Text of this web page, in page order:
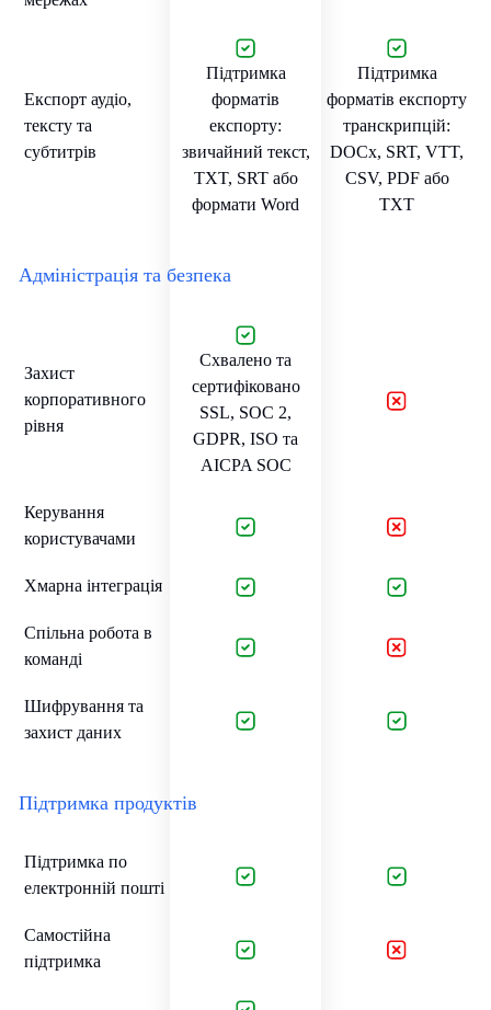
Експорт аудіо,
тексту та
субтитрів
Підтримка
форматів
експорту:
звичайний текст,
TXT, SRT або
формати Word
Підтримка
форматів експорту
транскрипцій:
DOCx, SRT, VTT,
CSV, PDF або
TXT
Адміністрація та безпека
Захист
корпоративного
рівня
Схвалено та
сертифіковано
SSL, SOC 2,
GDPR, ISO та
AICPA SOC
Керування
користувачами
Хмарна інтеграція
Спільна робота в
команді
Шифрування та
захист даних
Підтримка продуктів
Підтримка по
електронній пошті
Самостійна
підтримка